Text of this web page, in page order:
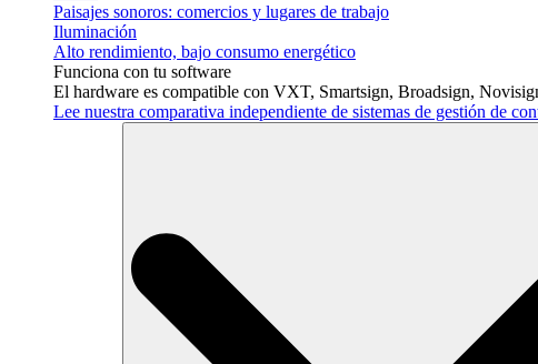
Paisajes sonoros: comercios y lugares de trabajo
Iluminación
Alto rendimiento, bajo consumo energético
Funciona con tu software
El hardware es compatible con VXT, Smartsign, Broadsign,
Lee nuestra comparativa independiente de sistemas de gestión de